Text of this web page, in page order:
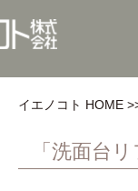
イエノコト HOME
「洗面台